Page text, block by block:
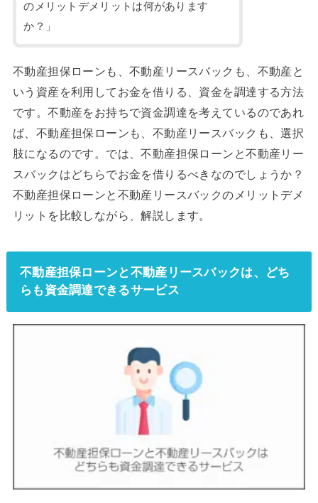
のメリットデメリットは何があります
か？」
不動産担保ローンも、不動産リースバックも、不動産と
いう資産を利用してお金を借りる、資金を調達する方法
です。不動産をお持ちで資金調達を考えているのであれ
ば、不動産担保ローンも、不動産リースバックも、選択
肢になるのです。では、不動産担保ローンと不動産リー
スバックはどちらでお金を借りるべきなのでしょうか？
不動産担保ローンと不動産リースバックのメリットデメ
リットを比較しながら、解説します。
不動産担保ローンと不動産リースバックは、どち
らも資金調達できるサービス